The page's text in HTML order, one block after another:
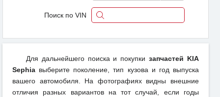
Поиск по VIN
Для дальнейшего поиска и покупкизапчастей KIA
Sephia выберите поколение, тип кузова и год выпуска
вашего автомобиля. На фотографиях видны внешние
отличия разных вариантов на тот случай, если годы